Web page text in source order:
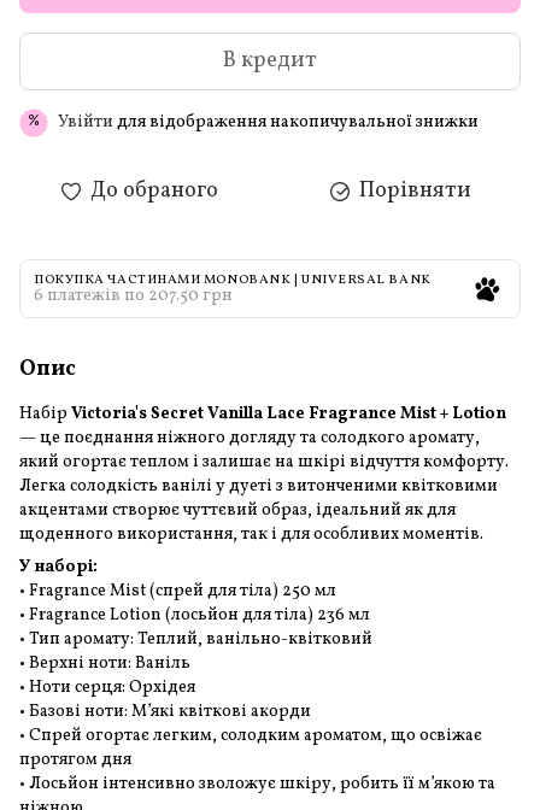
В кредит
% Увійти для відображення накопичувальної знижки
До обраного Порівняти
ПОКУПКА ЧАСТИНАМИ MONOBANK | UNIVERSAL BANK
6 платежів по 207.50 грн
Опис
Набір Victoria's Secret Vanilla Lace Fragrance Mist + Lotion
— це поєднання ніжного догляду та солодкого аромату,
який огортає теплом і залишає на шкірі відчуття комфорту.
Легка солодкість ванілі у дуеті з витонченими квітковими
акцентами створює чуттєвий образ, ідеальний як для
щоденного використання, так і для особливих моментів.
У наборі:
• Fragrance Mist (спрей для тіла) 250 мл
• Fragrance Lotion (лосьйон для тіла) 236 мл
• Тип аромату: Теплий, ванільно-квітковий
• Верхні ноти: Ваніль
• Ноти серця: Орхідея
• Базові ноти: М’які квіткові акорди
• Спрей огортає легким, солодким ароматом, що освіжає
протягом дня
• Лосьйон інтенсивно зволожує шкіру, робить її м’якою та